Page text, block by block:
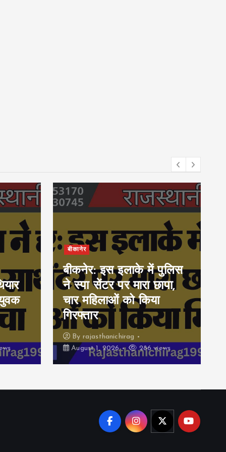
बीकानेर
बीकनेर: इस इलाके में पुलिस
ने स्पा सेंटर पर मारा छापा,
चार महिलाओं को किया
गिरफ्तार
By rajasthanichirag
August 1, 2026
286 views